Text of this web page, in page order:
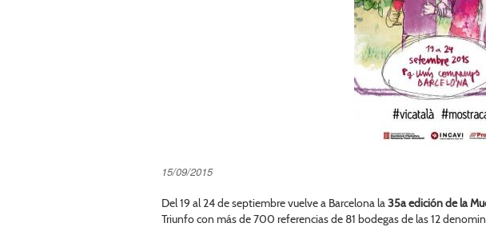
15/09/2015
Del 19 al 24 de septiembre vuelve a Barcelona la35a edición de la
Triunfo con más de 700 referencias de 81 bodegas de las 12